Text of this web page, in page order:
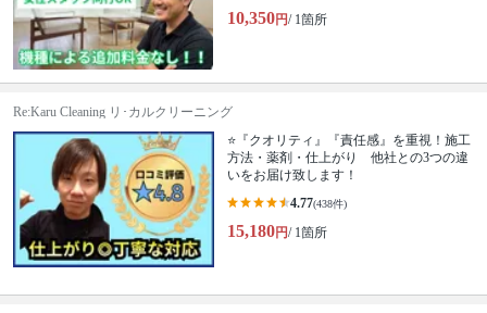
10,350円/ 1箇所
Re:Karu Cleaning リ･カルクリーニング
⭐『クオリティ』『責任感』を重視！施工
方法・薬剤・仕上がり 他社との3つの違
いをお届け致します！
4.77(438件)
15,180円/ 1箇所